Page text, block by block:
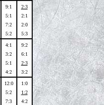
9:1
5:1
7:2
5:2
2:3
2:1
2:0
5:3
4:1
3:2
5:1
4:2
9:2
6:1
2:3
3:2
12:0
5:2
7:3
1:0
1:2
4:2